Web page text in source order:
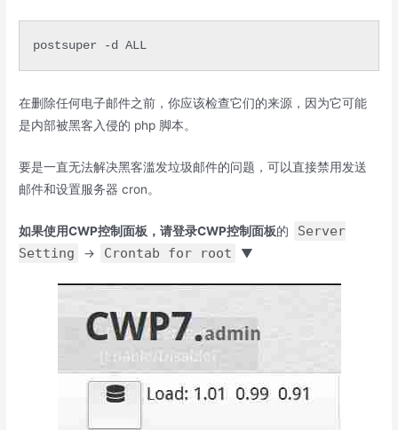
postsuper -d ALL
在删除任何电子邮件之前，你应该检查它们的来源，因为它可能
是内部被黑客入侵的 php 脚本。
要是一直无法解决黑客滥发垃圾邮件的问题，可以直接禁用发送
邮件和设置服务器 cron。
如果使用CWP控制面板，请登录CWP控制面板的
Server
Setting
→ Crontab for root ▼